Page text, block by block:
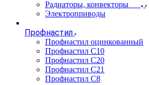
Радиаторы, конвекторы
Электроприводы
Профнастил
Профнастил оцинкованный
Профнастил С10
Профнастил С20
Профнастил С21
Профнастил С8